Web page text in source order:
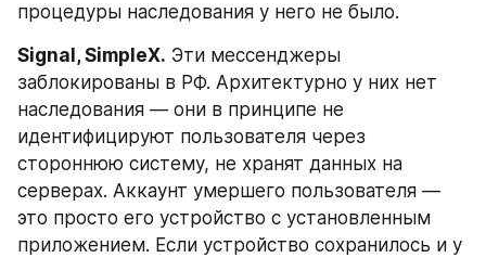
процедуры наследования у него не было.
Signal, SimpleX. Эти мессенджеры
заблокированы в РФ. Архитектурно у них нет
наследования — они в принципе не
идентифицируют пользователя через
стороннюю систему, не хранят данных на
серверах. Аккаунт умершего пользователя —
это просто его устройство с установленным
приложением. Если устройство сохранилось и у